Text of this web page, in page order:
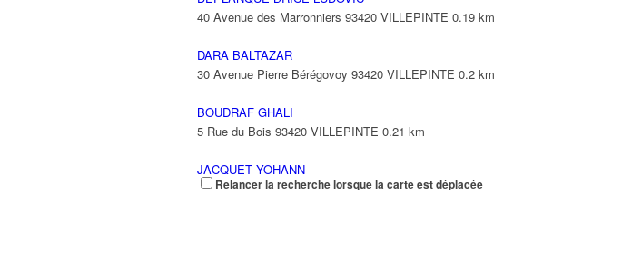
40 Avenue des Marronniers 93420 VILLEPINTE 0.19 km
DARA BALTAZAR
30 Avenue Pierre Bérégovoy 93420 VILLEPINTE 0.2 km
BOUDRAF GHALI
5 Rue du Bois 93420 VILLEPINTE 0.21 km
JACQUET YOHANN
11 Avenue Pierre Beregovoy 93420 VILLEPINTE 0.21 km
Relancer la recherche lorsque la carte est déplacée